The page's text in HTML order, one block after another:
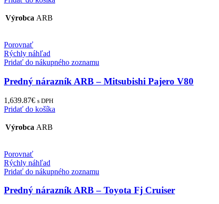
Výrobca ARB
Porovnať
Rýchly náhľad
Pridať do nákupného zoznamu
Predný nárazník ARB – Mitsubishi Pajero V80
1,639.87€ s DPH
Pridať do košíka
Výrobca ARB
Porovnať
Rýchly náhľad
Pridať do nákupného zoznamu
Predný nárazník ARB – Toyota Fj Cruiser